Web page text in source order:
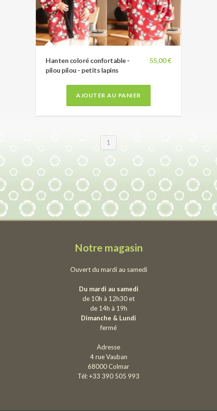
55,00 €
Hanten coloré confortable -
pilou pilou - petits lapins
AJOUTER AU PANIER
1
Notre magasin
Ouvert du mardi au samedi
Du mardi au samedi
de 10h à 12h30 et
de 14h à 19h
Dimanche & Lundi
fermé
Adresse
4 rue Vauban
68000 Colmar
Tél: +33 390 505 993